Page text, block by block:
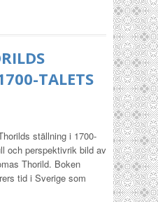
TALETS
ställning i 1700-
och perspektivrik bild av
Thorild. Boken
tid i Sverige som